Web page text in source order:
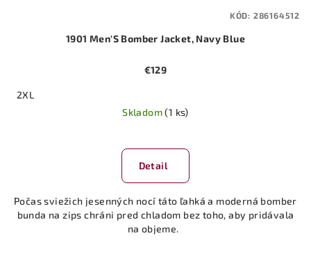
1901 Men'S Bomber Jacket, Navy Blue
€129
2XL
Skladom(1 ks)
Detail
Počas sviežich jesenných nocí táto ľahká a moderná bomber
bunda na zips chráni pred chladom bez toho, aby pridávala
na objeme.
KÓD: 286164512